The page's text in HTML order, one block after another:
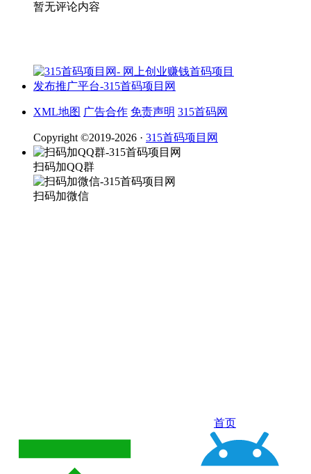
暂无评论内容
XML地图 广告合作 免责声明 315首码网
Copyright ©2019-2026 · 315首码项目网
扫码加QQ群
扫码加微信
首页